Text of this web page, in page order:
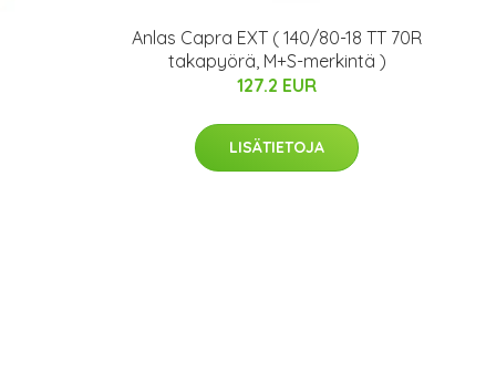
Anlas Capra EXT ( 140/80-18 TT 70R
takapyörä, M+S-merkintä )
127.2 EUR
LISÄTIETOJA